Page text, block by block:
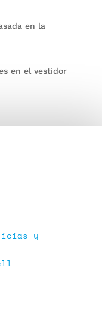
en la
en el vestidor
y